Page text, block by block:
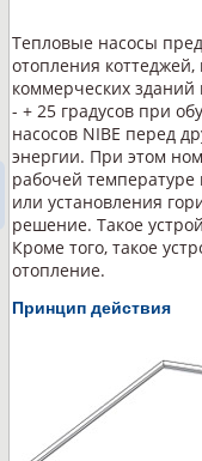
Тепловые насосы
отопления
коммерческих
- + 25 градусов при
насосов NIBE перед
энергии. При этом
рабочей температуре
или установления
решение. Такое
Кроме того, такое
отопление.
Принцип действия